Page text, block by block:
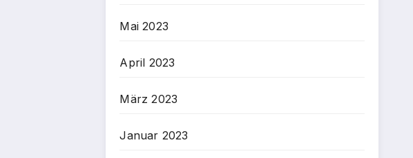
Mai 2023
April 2023
März 2023
Januar 2023